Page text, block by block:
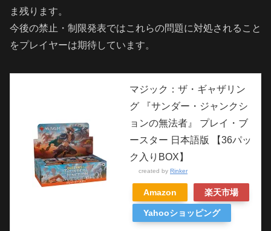
ま残ります。
今後の禁止・制限発表ではこれらの問題に対処されること
をプレイヤーは期待しています。
マジック：ザ・ギャザリン
グ 『サンダー・ジャンクシ
ョンの無法者』 プレイ・ブ
ースター 日本語版 【36パッ
ク入りBOX】
created by Rinker
Amazon 楽天市場
Yahooショッピング